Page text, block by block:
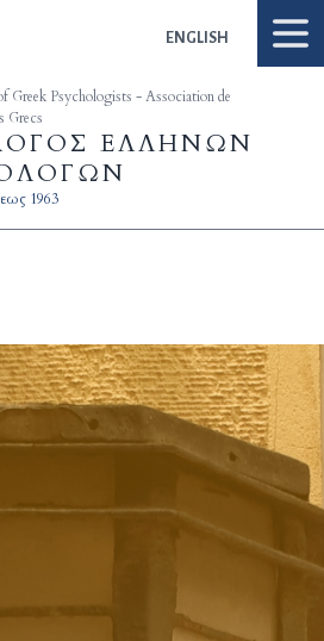
ENGLISH
Greek Psychologists - Association de
Grecs
ΕΛΛΗΝΩΝ
1963